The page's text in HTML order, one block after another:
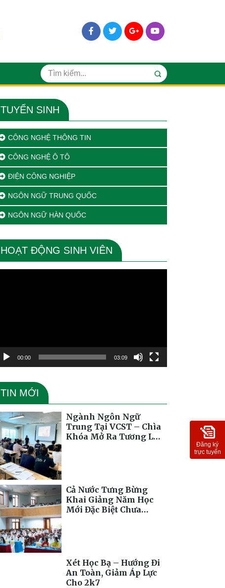
TUYỂN SINH
CÔNG NGHỆ THÔNG TIN
CÔNG NGHỆ Ô TÔ
ĐIỆN CÔNG NGHIỆP
NGÔN NGỮ TRUNG QUỐC
NGÔN NGỮ HÀN QUỐC
HOẠT ĐỘNG SINH VIÊN
00:00 03:09
TIN MỚI
Ngành Ngôn Ngữ
Trung Tại VCST – Chìa
Khóa Mở Ra Tương Lai
Cả Nước Tưng Bừng
Khai Giảng Năm Học
Mới Đặc Biệt Chưa
Xét Học Bạ – Hướng Đi
An Toàn, Giảm Áp Lực
Cho 2k7
Đăng ký
trực tuyến